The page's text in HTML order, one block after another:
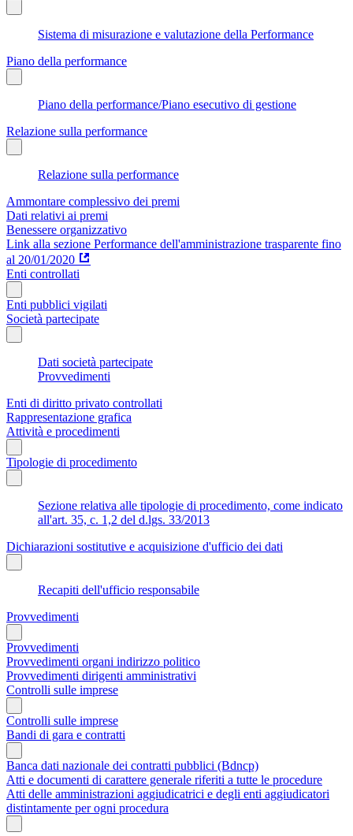
Sistema di misurazione e valutazione della Performance
Piano della performance
Piano della performance/Piano esecutivo di gestione
Relazione sulla performance
Relazione sulla performance
Ammontare complessivo dei premi
Dati relativi ai premi
Benessere organizzativo
Link alla sezione Performance dell'amministrazione trasparente fino
al 20/01/2020
Enti controllati
Enti pubblici vigilati
Società partecipate
Dati società partecipate
Provvedimenti
Enti di diritto privato controllati
Rappresentazione grafica
Attività e procedimenti
Tipologie di procedimento
Sezione relativa alle tipologie di procedimento, come indicato
all'art. 35, c. 1,2 del d.lgs. 33/2013
Dichiarazioni sostitutive e acquisizione d'ufficio dei dati
Recapiti dell'ufficio responsabile
Provvedimenti
Provvedimenti
Provvedimenti organi indirizzo politico
Provvedimenti dirigenti amministrativi
Controlli sulle imprese
Controlli sulle imprese
Bandi di gara e contratti
Banca dati nazionale dei contratti pubblici (Bdncp)
Atti e documenti di carattere generale riferiti a tutte le procedure
Atti delle amministrazioni aggiudicatrici e degli enti aggiudicatori
distintamente per ogni procedura